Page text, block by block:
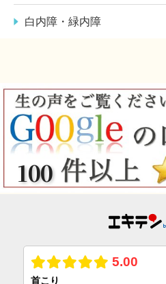
白内障・緑内障
100